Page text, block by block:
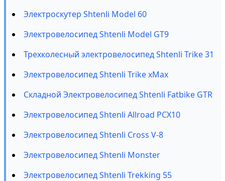
Электроскутер Shtenli Model 60
Электровелосипед Shtenli Model GT9
Трехколесный электровелосипед Shtenli Trike 31
Электровелосипед Shtenli Trike xMax
Складной Электровелосипед Shtenli Fatbike GTR
Электровелосипед Shtenli Allroad PCX10
Электровелосипед Shtenli Cross V-8
Электровелосипед Shtenli Monster
Электровелосипед Shtenli Trekking 55